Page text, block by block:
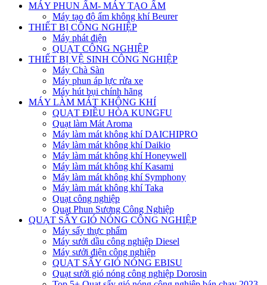
MÁY PHUN ẨM- MÁY TẠO ẨM
Máy tạo độ ẩm không khí Beurer
THIẾT BỊ CÔNG NGHIỆP
Máy phát điện
QUẠT CÔNG NGHIỆP
THIẾT BỊ VỆ SINH CÔNG NGHIỆP
Máy Chà Sàn
Máy phun áp lực rửa xe
Máy hút bụi chính hãng
MÁY LÀM MÁT KHÔNG KHÍ
QUẠT ĐIỀU HÒA KUNGFU
Quạt làm Mát Aroma
Máy làm mát không khí DAICHIPRO
Máy làm mát không khí Daikio
Máy làm mát không khí Honeywell
Máy làm mát không khí Kasami
Máy làm mát không khí Symphony
Máy làm mát không khí Taka
Quạt công nghiệp
Quạt Phun Sương Công Nghiệp
QUẠT SẤY GIÓ NÓNG CÔNG NGHIỆP
Máy sấy thực phẩm
Máy sưởi dầu công nghiệp Diesel
Máy sưởi điện công nghiệp
QUẠT SẤY GIÓ NÓNG EBISU
Quạt sưởi gió nóng công nghiệp Dorosin